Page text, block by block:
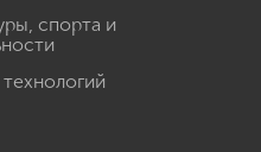
спорта и